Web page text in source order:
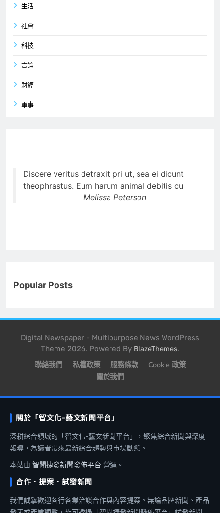
生活
社會
科技
言論
財經
軍事
Discere veritus detraxit pri ut, sea ei dicunt
theophrastus. Eum harum animal debitis cu
Melissa Peterson
Popular Posts
Digital Newspaper - Multipurpose News WordPress
Theme 2026. Powered By BlazeThemes.
聯絡我們 私權政策 服務條款
Cookie 政策
關於我們
關於「智文化-藝文新聞平台」
深耕綜合領域的「智文化-藝文新聞平台」，聚焦綜合新聞與深度
報導，為讀者帶來最新綜合趨勢與市場動態。
本站由 智聞捷發新聞發佈平台 營運。
合作・提案・試發新聞
我們誠摯歡迎各行各業洽談合作與內容提案。無論品牌新聞、產品